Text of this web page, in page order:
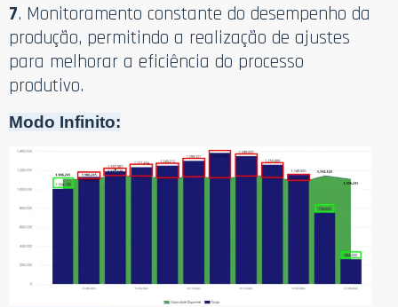
7. Monitoramento constante do desempenho da
produção, permitindo a realização de ajustes
para melhorar a eficiência do processo
produtivo.
Modo Infinito: